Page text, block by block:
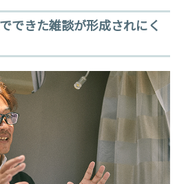
できた雑談が形成されにく